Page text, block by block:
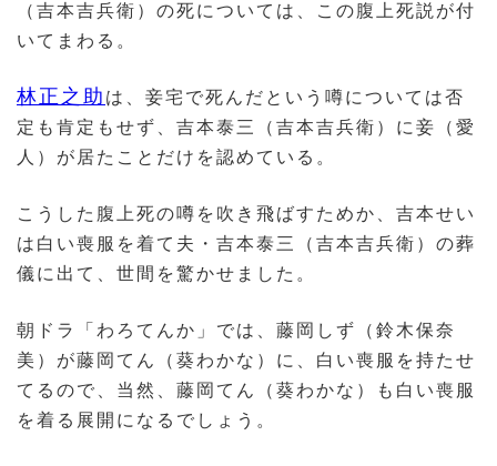
（吉本吉兵衛）の死については、この腹上死説が付
いてまわる。
林正之助 は、妾宅で死んだという噂については否
定も肯定もせず、吉本泰三（吉本吉兵衛）に妾（愛
人）が居たことだけを認めている。
こうした腹上死の噂を吹き飛ばすためか、吉本せい
は白い喪服を着て夫・吉本泰三（吉本吉兵衛）の葬
儀に出て、世間を驚かせました。
朝ドラ「わろてんか」では、藤岡しず（鈴木保奈
美）が藤岡てん（葵わかな）に、白い喪服を持たせ
てるので、当然、藤岡てん（葵わかな）も白い喪服
を着る展開になるでしょう。